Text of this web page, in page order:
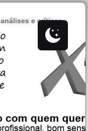
e críticas